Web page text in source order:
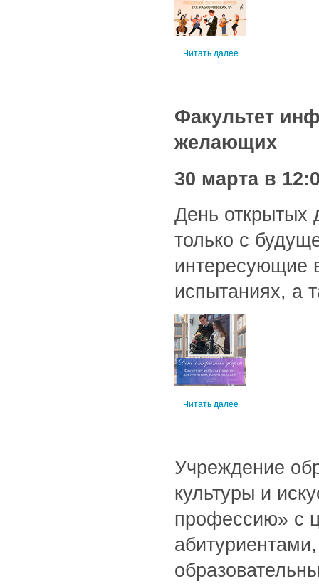
Читать далее
Факультет
желающих
30 марта в
День открытых
только с
интересующие
испытаниях, а
Читать далее
Учреждение
культуры и
профессию» с